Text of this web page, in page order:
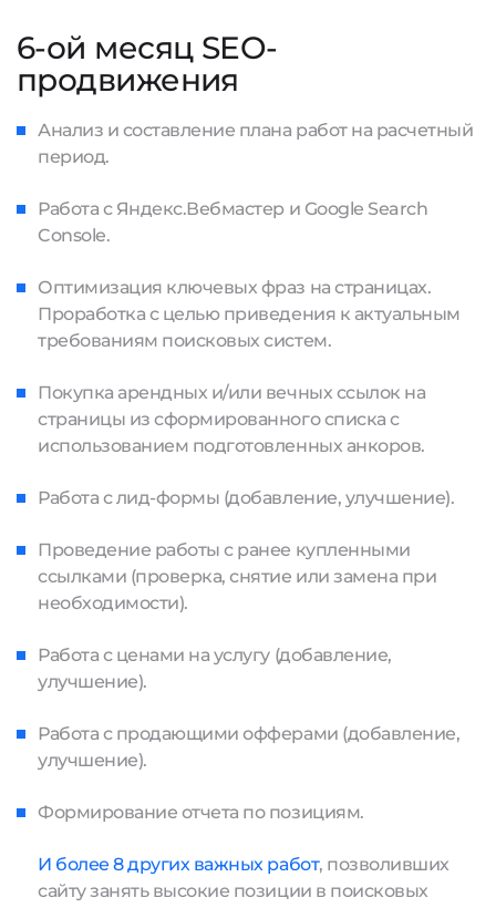
6-ой месяц SEO-
продвижения
Анализ и составление плана работ на расчетный
период.
Работа с Яндекс.Вебмастер и Google Search
Console.
Оптимизация ключевых фраз на страницах.
Проработка с целью приведения к актуальным
требованиям поисковых систем.
Покупка арендных и/или вечных ссылок на
страницы из сформированного списка с
использованием подготовленных анкоров.
Работа с лид-формы (добавление, улучшение).
Проведение работы с ранее купленными
ссылками (проверка, снятие или замена при
необходимости).
Работа с ценами на услугу (добавление,
улучшение).
Работа с продающими офферами (добавление,
улучшение).
Формирование отчета по позициям.
И более 8 других важных работ, позволивших
сайту занять высокие позиции в поисковых